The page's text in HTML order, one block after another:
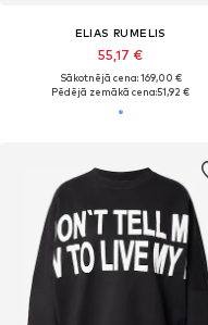
ELIAS RUMELIS
55,17 €
Sākotnējā cena: 169,00 €
Pēdējā zemākā cena:51,92 €